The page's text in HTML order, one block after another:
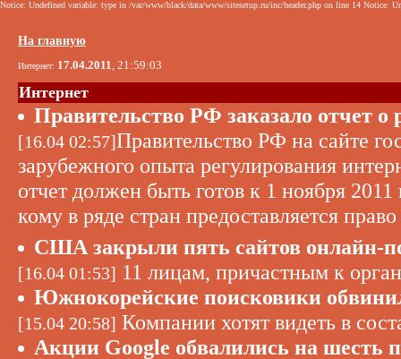
Notice: Undefined variable: type in /var/www/black/data/www/sitesetup.ru/inc/header.php on line 14 Notice:
На главную
Интернет: 17.04.2011, 21:59:03
Интернет
Правительство РФ заказало отчет о
[16.04 02:57]Правительство РФ на сайте
зарубежного опыта регулирования
отчет должен быть готов к 1 ноября
кому в ряде стран предоставляется
США закрыли пять сайтов онлайн-
[16.04 01:53] 11 лицам, причастным к
Южнокорейские поисковики
[15.04 20:58] Компании хотят видеть в
Акции Google обвалились на шесть